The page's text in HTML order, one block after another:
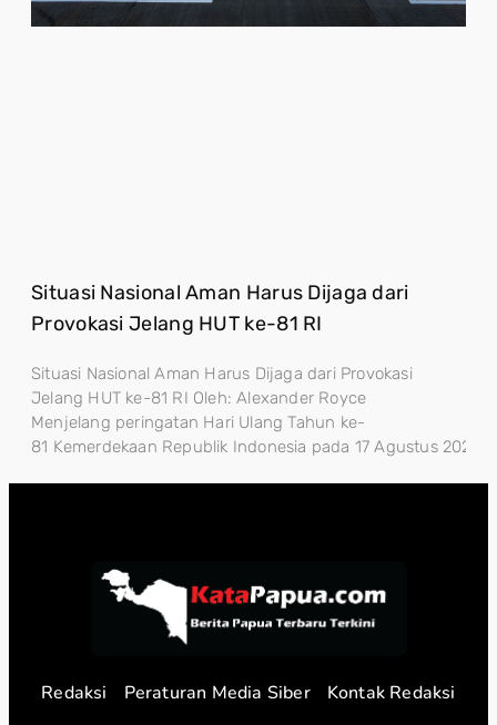
Situasi Nasional Aman Harus Dijaga dari
Provokasi Jelang HUT ke-81 RI
Situasi Nasional Aman Harus Dijaga dari Provokasi
Jelang HUT ke-81 RI Oleh: Alexander Royce
Menjelang peringatan Hari Ulang Tahun ke-
81 Kemerdekaan Republik Indonesia pada 17 Agustus
Redaksi Peraturan Media Siber Kontak Redaksi